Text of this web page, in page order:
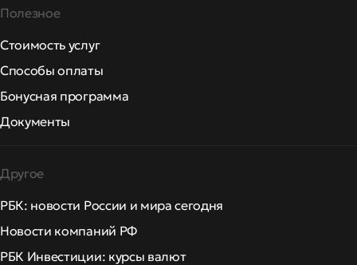
Полезное
Стоимость услуг
Способы оплаты
Бонусная программа
Документы
Другое
РБК: новости России и мира сегодня
Новости компаний РФ
РБК Инвестиции: курсы валют